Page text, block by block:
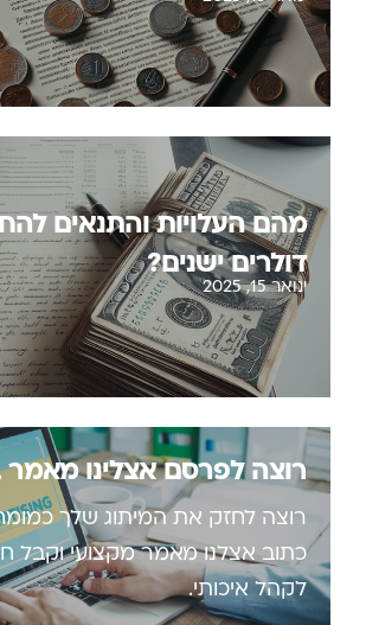
מהם העלויות והתנאים
דולרים ישנים?
ינואר 15, 2025
רוצה לפרסם אצלינו
רוצה לחזק את המיתוג שלך
כתוב אצלנו מאמר מקצועי וקבל
לקהל איכותי.